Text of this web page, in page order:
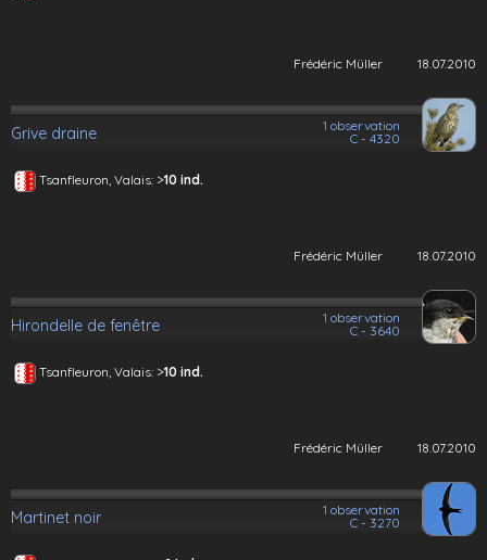
Frédéric Müller 18.07.2010
Grive draine
1 observation
C - 4320
Tsanfleuron, Valais: >10 ind.
Frédéric Müller 18.07.2010
Hirondelle de fenêtre
1 observation
C - 3640
Tsanfleuron, Valais: >10 ind.
Frédéric Müller 18.07.2010
Martinet noir
1 observation
C - 3270